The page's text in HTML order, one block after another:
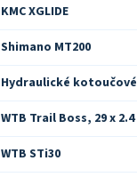
KMC XGLIDE
Shimano MT200
Hydraulické kotoučové
WTB Trail Boss, 29 x 2.4
WTB STi30